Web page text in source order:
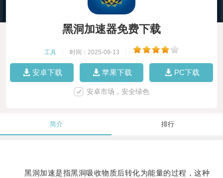
黑洞加速器免费下载
工具 时间：2025-09-13
安卓下载 苹果下载 PC下载
安卓市场，安全绿色
简介 排行
黑洞加速是指黑洞吸收物质后转化为能量的过程，这种